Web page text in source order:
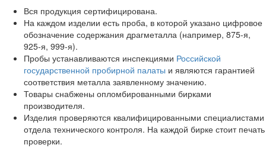
Вся продукция сертифицирована.
На каждом изделии есть проба, в которой указано цифровое
обозначение содержания драгметалла (например, 875-я,
925-я, 999-я).
Пробы устанавливаются инспекциями Российской
государственной пробирной палаты и являются гарантией
соответствия металла заявленному значению.
Товары снабжены опломбированными бирками
производителя.
Изделия проверяются квалифицированными специалистами
отдела технического контроля. На каждой бирке стоит печать
проверки.